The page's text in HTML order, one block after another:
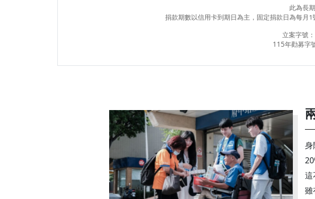
此為長
捐款期數以信用卡到期日為主，固定捐款日為每月
立案字號
115年勸募字
身
這
雖